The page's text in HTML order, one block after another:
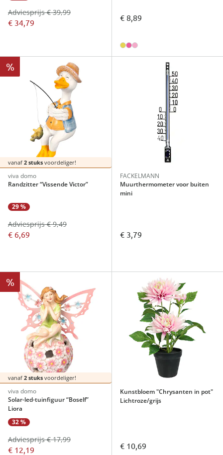
€ 34,79
Adviesprijs € 39,99 € 8,89
%
vanaf 2 stuks voordeliger!
viva domo
Randzitter “Vissende Victor”
29 %
€ 6,69
Adviesprijs € 9,49
FACKELMANN
Muurthermometer voor buiten
mini
€ 3,79
%
vanaf 2 stuks voordeliger!
viva domo
Solar-led-tuinfiguur “Boself”
Liora
32 %
€ 12,19
Adviesprijs € 17,99
Kunstbloem "Chrysanten in pot"
Lichtroze/grijs
€ 10,69